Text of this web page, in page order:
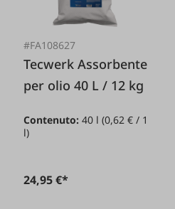
#FA108627
Tecwerk Assorbente
per olio 40 L / 12 kg
Contenuto:40 l(0,62 € / 1
l)
24,95 €*